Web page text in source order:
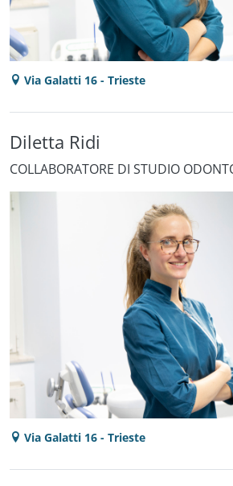
Via Galatti 16 - Trieste
Diletta Ridi
COLLABORATORE DI STUDIO
Via Galatti 16 - Trieste